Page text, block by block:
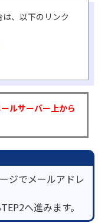
サービス
、以下のリンク
ルサーバー上から
ジでメールアドレ
へ進みます。